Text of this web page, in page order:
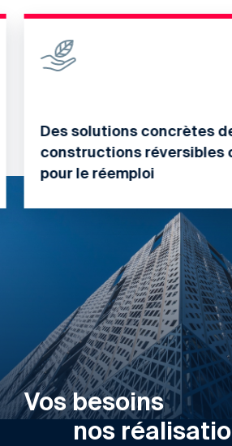
Des solutions concrètes
constructions réversibles
pour le réemploi
Vos besoins
nos